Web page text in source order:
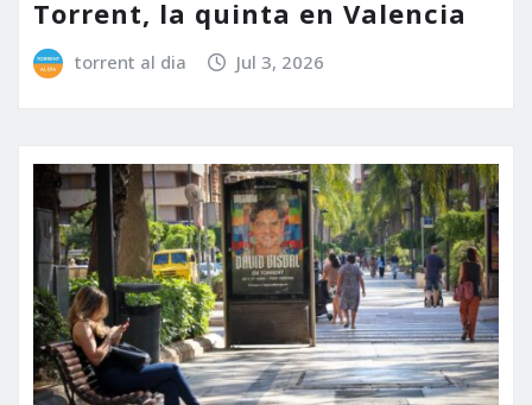
Torrent, la quinta en Valencia
torrent al dia Jul 3, 2026